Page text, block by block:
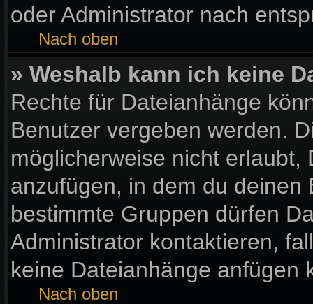
oder Administrator nach
Nach oben
» Weshalb kann ich keine
Rechte für Dateianhänge
Benutzer vergeben werden.
möglicherweise nicht
anzufügen, in dem du
bestimmte Gruppen dürfen
Administrator kontaktieren,
keine Dateianhänge anfügen
Nach oben